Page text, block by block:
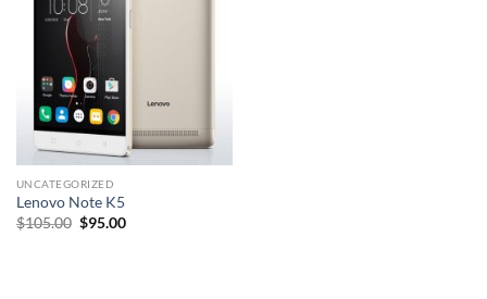
UNCATEGORIZED
Lenovo Note K5
$105.00 $95.00